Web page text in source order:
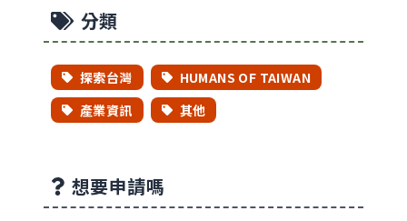
分類
探索台灣
HUMANS OF TAIWAN
產業資訊
其他
想要申請嗎